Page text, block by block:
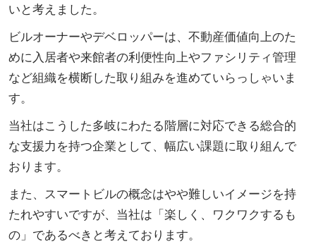
いと考えました。
ビルオーナーやデベロッパーは、不動産価値向上のた
めに入居者や来館者の利便性向上やファシリティ管理
など組織を横断した取り組みを進めていらっしゃいま
す。
当社はこうした多岐にわたる階層に対応できる総合的
な支援力を持つ企業として、幅広い課題に取り組んで
おります。
また、スマートビルの概念はやや難しいイメージを持
たれやすいですが、当社は「楽しく、ワクワクするも
の」であるべきと考えております。